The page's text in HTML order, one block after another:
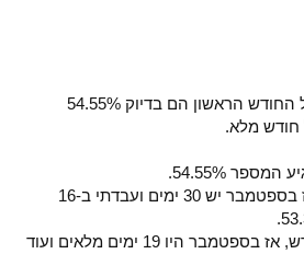
ואכן הסכומים שקיבלתי על החודש הראשון הם בדיוק 54.55%
חודש מלא.
54.55%.
אם זה לפי ימים בחודש, אז בספטמבר יש 30 ימים ועבדתי ב-16
אם זה לפי ימי עבודה בחודש, אז בספטמבר היו 19 ימים מלאים ועוד